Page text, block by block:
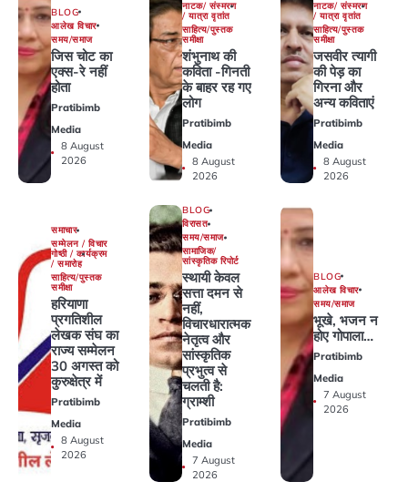
BLOG
आलेख विचार
समय/समाज
जिस चोट का
एक्स-रे नहीं
होता
Pratibimb
Media
8 August
2026
नाटक/ संस्मरण
/ यात्रा वृतांत
साहित्य/पुस्तक
समीक्षा
शंभुनाथ की
कविता -गिनती
के बाहर रह गए
लोग
Pratibimb
Media
8 August
2026
नाटक/ संस्मरण
/ यात्रा वृतांत
साहित्य/पुस्तक
समीक्षा
जसवीर त्यागी
की पेड़ का
गिरना और
अन्य कविताएं
Pratibimb
Media
8 August
2026
समाचार
सम्मेलन / विचार
गोष्ठी / कार्यक्रम
/ समारोह
साहित्य/पुस्तक
समीक्षा
हरियाणा
प्रगतिशील
लेखक संघ का
राज्य सम्मेलन
30 अगस्त को
कुरुक्षेत्र में
Pratibimb
Media
8 August
2026
BLOG
विरासत
समय/समाज
सामाजिक/
सांस्कृतिक रिपोर्ट
स्थायी केवल
सत्ता दमन से
नहीं,
विचारधारात्मक
नेतृत्व और
सांस्कृतिक
प्रभुत्व से
चलती है:
ग्राम्शी
Pratibimb
Media
7 August
2026
BLOG
आलेख विचार
समय/समाज
भूखे, भजन न
होए गोपाला…
Pratibimb
Media
7 August
2026